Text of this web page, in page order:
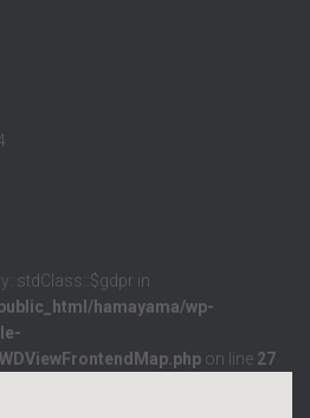
stdClass::$gdpr in
hamayama/wp-
on line 27